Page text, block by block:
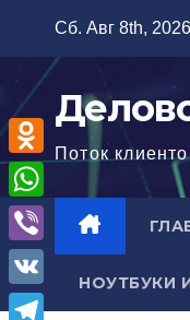
содержимому
Сб. Авг 8th, 2026
Поток
НОУТБУКИ
O
d
n
o
k
W
h
a
V
i
V